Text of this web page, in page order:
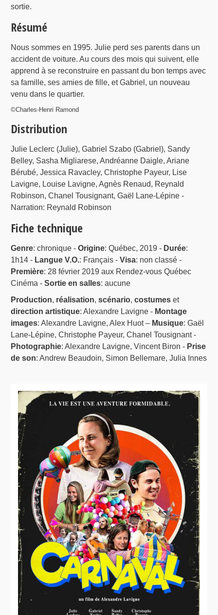
sortie.
Résumé
Nous sommes en 1995. Julie perd ses parents dans un
accident de voiture. Au cours des mois qui suivent, elle
apprend à se reconstruire en passant du bon temps avec
sa famille, ses amies de fille, et Gabriel, un nouveau
venu dans le quartier.
©Charles-Henri Ramond
Distribution
Julie Leclerc (Julie), Gabriel Szabo (Gabriel), Sandy
Belley, Sasha Migliarese, Andréanne Daigle, Ariane
Bérubé, Jessica Ravacley, Christophe Payeur, Lise
Lavigne, Louise Lavigne, Agnès Renaud, Reynald
Robinson, Chanel Tousignant, Gaël Lane-Lépine -
Narration: Reynald Robinson
Fiche technique
Genre: chronique -Origine: Québec, 2019 - Durée:
1h14 - Langue V.O.: Français -Visa: non classé -
Première: 28 février 2019 aux Rendez-vous Québec
Cinéma -Sortie en salles: aucune
Production, réalisation,scénario,costumes et
direction artistique: Alexandre Lavigne - Montage
images: Alexandre Lavigne, Alex Huot – Musique: Gaël
Lane-Lépine, Christophe Payeur, Chanel Tousignant -
Photographie: Alexandre Lavigne, Vincent Biron - Prise
de son: Andrew Beaudoin, Simon Bellemare, Julia Innes